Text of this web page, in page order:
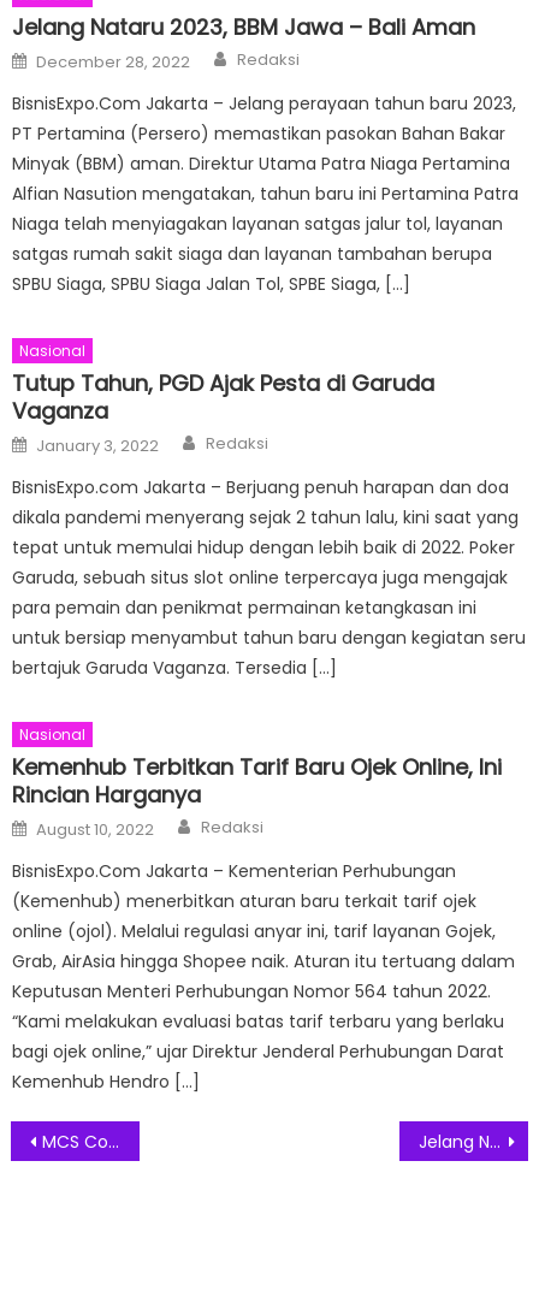
Jelang Nataru 2023, BBM Jawa – Bali Aman
Posted
on
December 28, 2022 Author
Redaksi
BisnisExpo.Com Jakarta – Jelang perayaan tahun baru 2023,
PT Pertamina (Persero) memastikan pasokan Bahan Bakar
Minyak (BBM) aman. Direktur Utama Patra Niaga Pertamina
Alfian Nasution mengatakan, tahun baru ini Pertamina Patra
Niaga telah menyiagakan layanan satgas jalur tol, layanan
satgas rumah sakit siaga dan layanan tambahan berupa
SPBU Siaga, SPBU Siaga Jalan Tol, SPBE Siaga, […]
Nasional
Tutup Tahun, PGD Ajak Pesta di Garuda
Vaganza
Posted
on
January 3, 2022 Author
Redaksi
BisnisExpo.com Jakarta – Berjuang penuh harapan dan doa
dikala pandemi menyerang sejak 2 tahun lalu, kini saat yang
tepat untuk memulai hidup dengan lebih baik di 2022. Poker
Garuda, sebuah situs slot online terpercaya juga mengajak
para pemain dan penikmat permainan ketangkasan ini
untuk bersiap menyambut tahun baru dengan kegiatan seru
bertajuk Garuda Vaganza. Tersedia […]
Nasional
Kemenhub Terbitkan Tarif Baru Ojek Online, Ini
Rincian Harganya
Posted
on
August 10, 2022 Author
Redaksi
BisnisExpo.Com Jakarta – Kementerian Perhubungan
(Kemenhub) menerbitkan aturan baru terkait tarif ojek
online (ojol). Melalui regulasi anyar ini, tarif layanan Gojek,
Grab, AirAsia hingga Shopee naik. Aturan itu tertuang dalam
Keputusan Menteri Perhubungan Nomor 564 tahun 2022.
“Kami melakukan evaluasi batas tarif terbaru yang berlaku
bagi ojek online,” ujar Direktur Jenderal Perhubungan Darat
Kemenhub Hendro […]
Post
MCS Compression Dari 2XU Dukung Performa Lebih Baik & Kurangi Risiko Cedera Saat Berolahraga Jelang Nataru, CMO Titipku Bagikan Tips Belanja Hemat Ini